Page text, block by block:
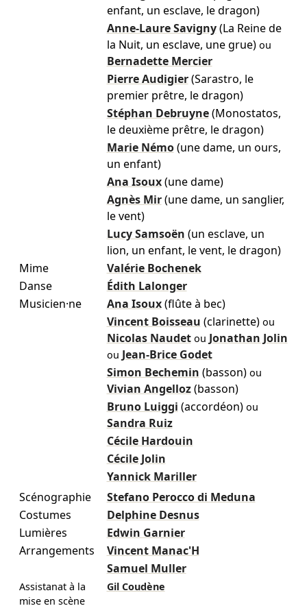
enfant, un esclave, le dragon)
Anne-Laure Savigny (La Reine de
la Nuit, un esclave, une grue) ou
Bernadette Mercier
Pierre Audigier (Sarastro, le
premier prêtre, le dragon)
Stéphan Debruyne (Monostatos,
le deuxième prêtre, le dragon)
Marie Némo (une dame, un ours,
un enfant)
Ana Isoux (une dame)
Agnès Mir (une dame, un sanglier,
le vent)
Lucy Samsoën (un esclave, un
lion, un enfant, le vent, le dragon)
Mime
Valérie Bochenek
Danse
Édith Lalonger
Musicien·ne
Ana Isoux (flûte à bec)
Vincent Boisseau (clarinette) ou
Nicolas Naudet ou Jonathan Jolin
ou Jean-Brice Godet
Simon Bechemin (basson) ou
Vivian Angelloz (basson)
Bruno Luiggi (accordéon) ou
Sandra Ruiz
Cécile Hardouin
Cécile Jolin
Yannick Mariller
Scénographie
Stefano Perocco di Meduna
Costumes
Delphine Desnus
Lumières
Edwin Garnier
Arrangements
Vincent Manac'H
Samuel Muller
Assistanat à la
mise en scène
Gil Coudène